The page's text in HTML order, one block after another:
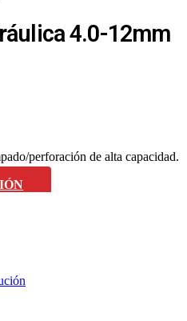
4.0-12mm
perforación de alta capacidad.